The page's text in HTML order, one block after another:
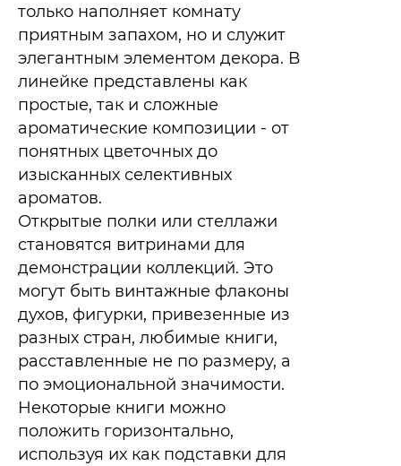
только наполняет комнату
приятным запахом, но и служит
элегантным элементом декора. В
линейке представлены как
простые, так и сложные
ароматические композиции - от
понятных цветочных до
изысканных селективных
ароматов.
Открытые полки или стеллажи
становятся витринами для
демонстрации коллекций. Это
могут быть винтажные флаконы
духов, фигурки, привезенные из
разных стран, любимые книги,
расставленные не по размеру, а
по эмоциональной значимости.
Некоторые книги можно
положить горизонтально,
используя их как подставки для